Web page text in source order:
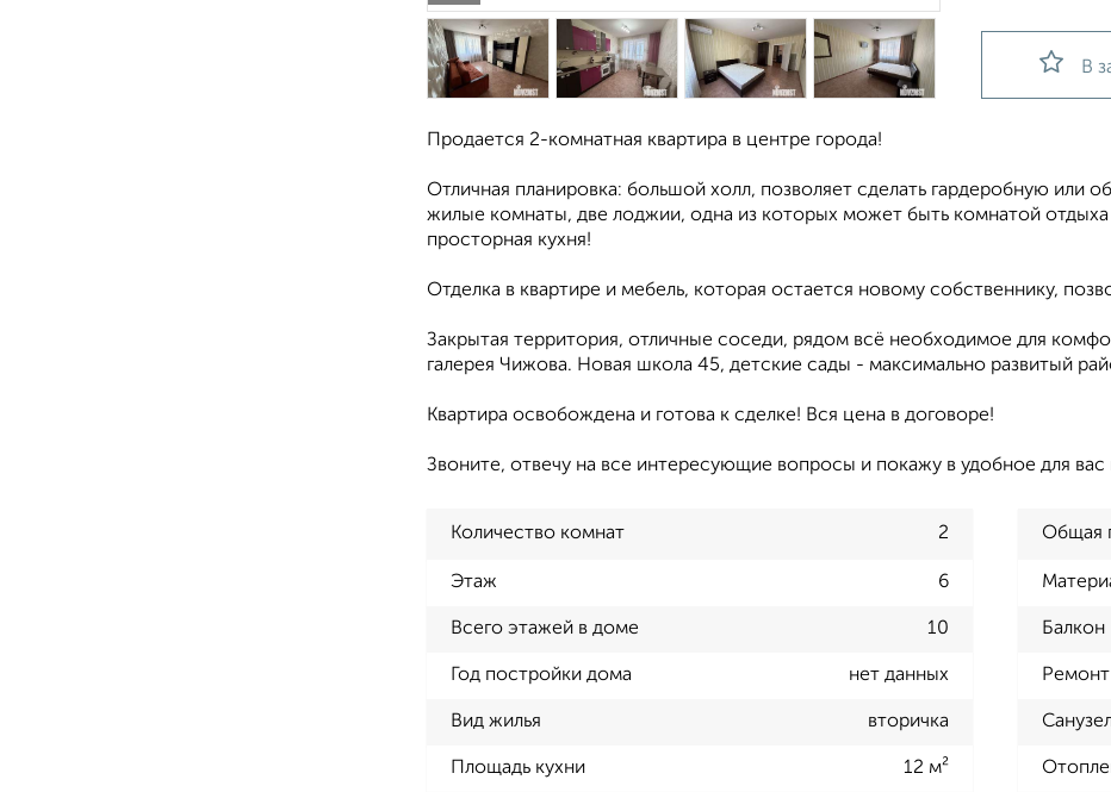
В
Продается 2-комнатная квартира в центре города!
Отличная планировка: большой холл, позволяет сделать гардеробную или
жилые комнаты, две лоджии, одна из которых может быть комнатой отдыха
просторная кухня!
Отделка в квартире и мебель, которая остается новому собственнику,
Закрытая территория, отличные соседи, рядом всё необходимое для
галерея Чижова. Новая школа 45, детские сады - максимально развитый
Квартира освобождена и готова к сделке! Вся цена в договоре!
Звоните, отвечу на все интересующие вопросы и покажу в удобное для вас
Количество комнат 2 Общая
Этаж 6
Всего этажей в доме 10 Балкон
Год постройки дома нет данных Ремонт
Вид жилья вторичка
Площадь кухни 12 м²